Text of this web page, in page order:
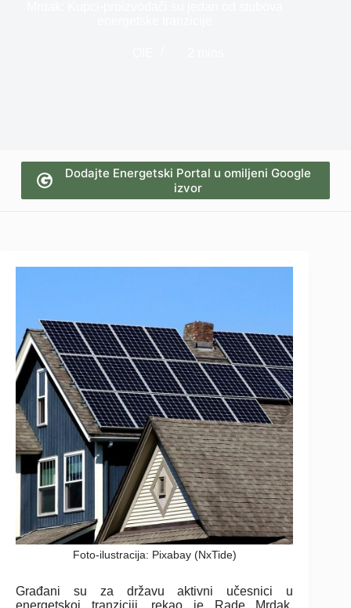
Dodajte Energetski Portal u omiljeni Google
izvor
Foto-ilustracija: Pixabay (NxTide)
Građani su za državu aktivni učesnici u